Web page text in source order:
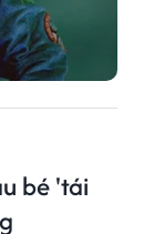
bé 'tái